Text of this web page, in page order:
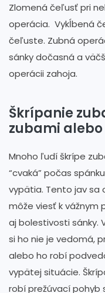
Zlomená čeľusť pri
operácia. Vykĺbená
čeľuste. Zubná
sánky dočasná a
operácii zahoja.
Škrípanie
zubami
Mnoho ľudí škrípe
“cvaká” počas
vypätia. Tento jav sa
môže viesť k vážnym
aj bolestivosti sánky.
si ho nie je vedomá,
alebo ho robí
vypätej situácie.
robí prežúvací pohyb